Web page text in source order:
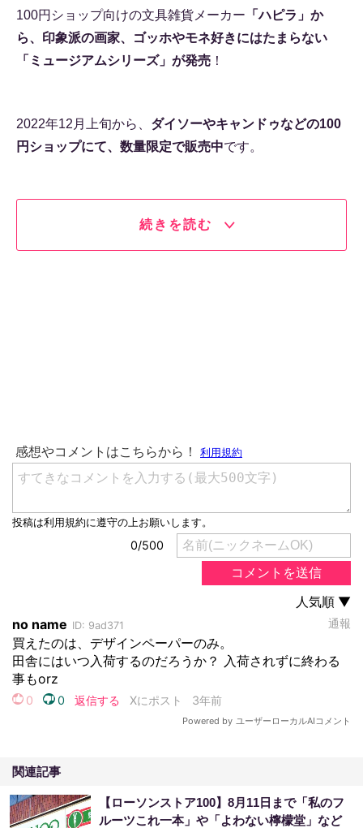
100円ショップ向けの文具雑貨メーカー 「ハピラ」か
ら、印象派の画家、ゴッホやモネ好きにはたまらない
「ミュージアムシリーズ」が発売 ！
2022年12月上旬から、 ダイソーやキャンドゥなどの100
円ショップにて、数量限定で販売中です。
続きを読む
関連記事
【ローソンストア100】8月11日まで「私のフ
ルーツこれ一本」や「よわない檸檬堂」など